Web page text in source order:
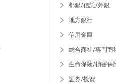
都銀/信託/外銀
地方銀行
信用金庫
総合商社/専門商
生命保険/損害保
証券/投資